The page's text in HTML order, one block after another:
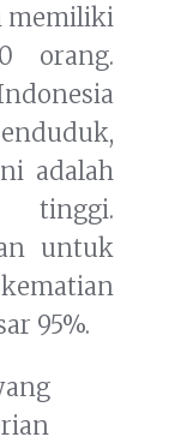
memiliki
orang.
adalah
tinggi.
untuk
95%.